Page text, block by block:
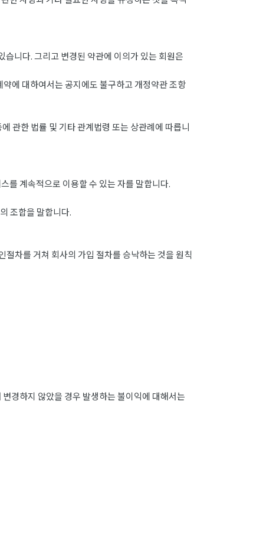
니다. 그리고 변경된 약관에 이의가 있는 회원은
에 대하여서는 공지에도 불구하고 개정약관 조항
관한 법률 및 기타 관계법령 또는 상관례에 따릅니
를 계속적으로 이용할 수 있는 자를 말합니다.
조합을 말합니다.
차를 거쳐 회사의 가입 절차를 승낙하는 것을 원칙
경하지 않았을 경우 발생하는 불이익에 대해서는